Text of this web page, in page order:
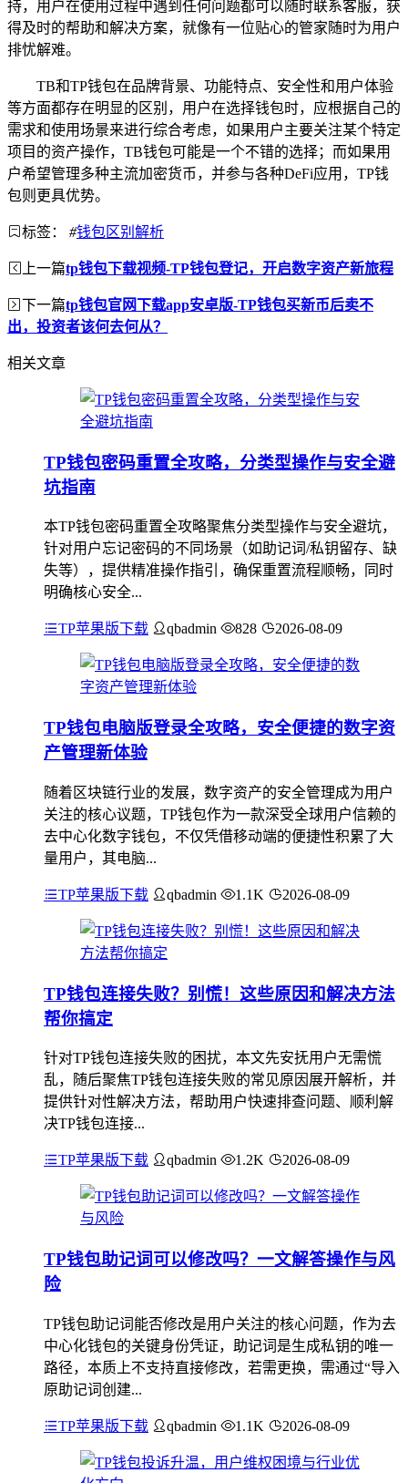
持，用户在使用过程中遇到任何问题都可以随时联系客服，获
得及时的帮助和解决方案，就像有一位贴心的管家随时为用户
排忧解难。
TB和TP钱包在品牌背景、功能特点、安全性和用户体验
等方面都存在明显的区别，用户在选择钱包时，应根据自己的
需求和使用场景来进行综合考虑，如果用户主要关注某个特定
项目的资产操作，TB钱包可能是一个不错的选择；而如果用
户希望管理多种主流加密货币，并参与各种DeFi应用，TP钱
包则更具优势。
标签： #钱包区别解析
上一篇tp钱包下载视频-TP钱包登记，开启数字资产新旅程
下一篇tp钱包官网下载app安卓版-TP钱包买新币后卖不
出，投资者该何去何从？
相关文章
TP钱包密码重置全攻略，分类型操作与安全避
坑指南
本TP钱包密码重置全攻略聚焦分类型操作与安全避坑，
针对用户忘记密码的不同场景（如助记词/私钥留存、缺
失等），提供精准操作指引，确保重置流程顺畅，同时
明确核心安全...
TP苹果版下载 qbadmin 828 2026-08-09
TP钱包电脑版登录全攻略，安全便捷的数字资
产管理新体验
随着区块链行业的发展，数字资产的安全管理成为用户
关注的核心议题，TP钱包作为一款深受全球用户信赖的
去中心化数字钱包，不仅凭借移动端的便捷性积累了大
量用户，其电脑...
TP苹果版下载 qbadmin 1.1K 2026-08-09
TP钱包连接失败？别慌！这些原因和解决方法
帮你搞定
针对TP钱包连接失败的困扰，本文先安抚用户无需慌
乱，随后聚焦TP钱包连接失败的常见原因展开解析，并
提供针对性解决方法，帮助用户快速排查问题、顺利解
决TP钱包连接...
TP苹果版下载 qbadmin 1.2K 2026-08-09
TP钱包助记词可以修改吗？一文解答操作与风
险
TP钱包助记词能否修改是用户关注的核心问题，作为去
中心化钱包的关键身份凭证，助记词是生成私钥的唯一
路径，本质上不支持直接修改，若需更换，需通过“导入
原助记词创建...
TP苹果版下载 qbadmin 1.1K 2026-08-09